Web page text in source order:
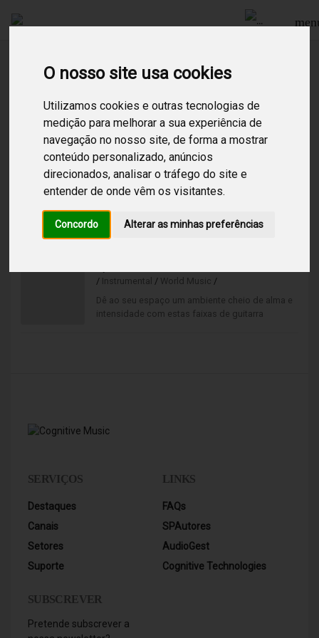
O nosso site usa cookies
Utilizamos cookies e outras tecnologias de
medição para melhorar a sua experiência de
navegação no nosso site, de forma a mostrar
conteúdo personalizado, anúncios
direcionados, analisar o tráfego do site e
entender de onde vêm os visitantes.
Concordo Alterar as minhas preferências
Procurar
Resultados encontrados para:spa
SPA Relax
Totalmente instrumental de ritmo baixo e
melodias suaves. Este canal proporciona um
/ Instrumental / World Music /
Dê ao seu espaço um ambiente cheio de alma e
intensidade com estas faixas de guitarra
SERVIÇOS
Destaques
Canais
Setores
Suporte
LINKS
FAQs
SPAutores
AudioGest
Cognitive Technologies
SUBSCREVER
Pretende subscrever a